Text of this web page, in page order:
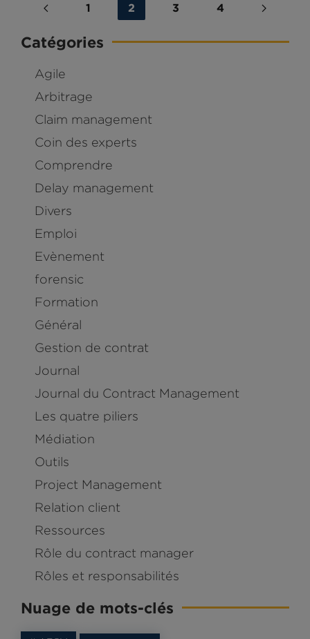
1 2 3 4
Catégories
Agile
Arbitrage
Claim management
Coin des experts
Comprendre
Delay management
Divers
Emploi
Evènement
forensic
Formation
Général
Gestion de contrat
Journal
Journal du Contract Management
Les quatre piliers
Médiation
Outils
Project Management
Relation client
Ressources
Rôle du contract manager
Rôles et responsabilités
Nuage de mots-clés